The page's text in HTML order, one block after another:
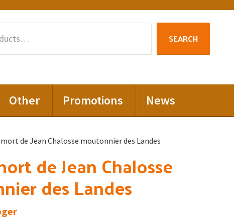
SEARCH
Other Promotions News
de Jean Chalosse moutonnier des Landes
de Jean Chalosse
des Landes